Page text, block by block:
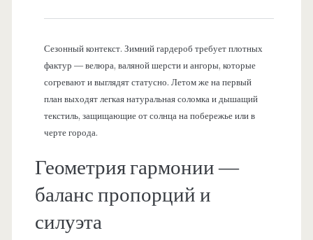
Сезонный контекст. Зимний гардероб требует плотных
фактур — велюра, валяной шерсти и ангоры, которые
согревают и выглядят статусно. Летом же на первый
план выходят легкая натуральная соломка и дышащий
текстиль, защищающие от солнца на побережье или в
черте города.
Геометрия гармонии —
баланс пропорций и
силуэта